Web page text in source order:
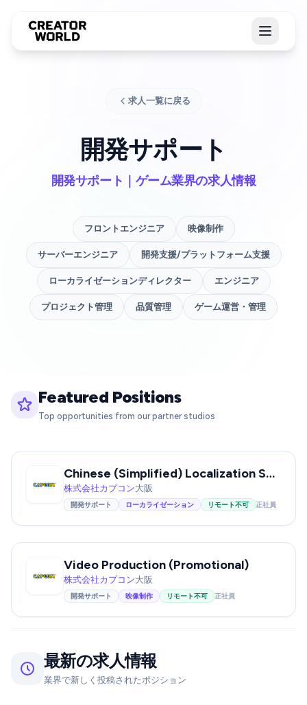
求人一覧に戻る
開発サポート
開発サポート｜ゲーム業界の求人情報
フロントエンジニア 映像制作
サーバーエンジニア 開発支援/プラットフォーム支援
ローカライゼーションディレクター エンジニア
プロジェクト管理 品質管理 ゲーム運営・管理
Featured Positions
Top opportunities from our partner studios
Chinese (Simplified) Localization Specialist – Osaka
株式会社カプコン大阪
開発サポート ローカライゼーション リモート不可 正社員
Video Production (Promotional)
株式会社カプコン大阪
開発サポート 映像制作 リモート不可 正社員
最新の求人情報
業界で新しく投稿されたポジション